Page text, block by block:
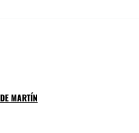
a sus pacientes, el hospital
y restauración propio,que
tradicional malagueña y
MARTÍN